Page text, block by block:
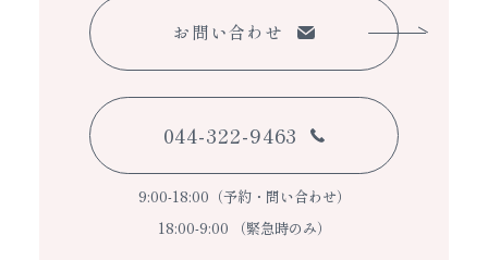
お問い合わせ
044-322-9463
9:00-18:00（予約・問い合わせ）
18:00-9:00 （緊急時のみ）